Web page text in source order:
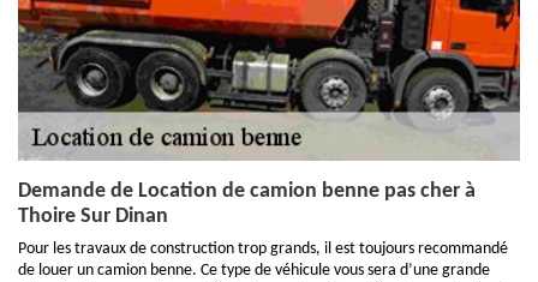
Demande de Location de camion benne pas cher à
Thoire Sur Dinan
Pour les travaux de construction trop grands, il est toujours recommandé
de louer un camion benne. Ce type de véhicule vous sera d’une grande